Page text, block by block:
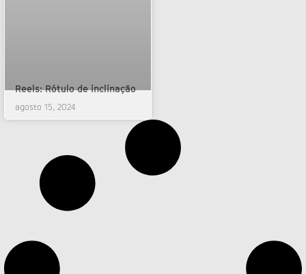
Reels: Rótulo de inclinação
agosto 15, 2024